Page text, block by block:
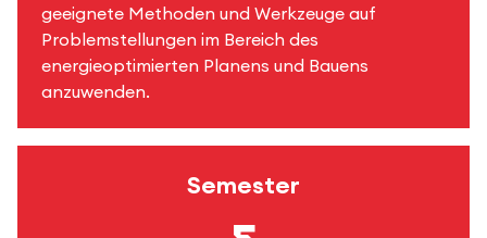
geeignete Methoden und Werkzeuge auf
Problemstellungen im Bereich des
energieoptimierten Planens und Bauens
anzuwenden.
Semester